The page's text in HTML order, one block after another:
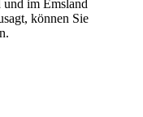
und im Emsland
können Sie